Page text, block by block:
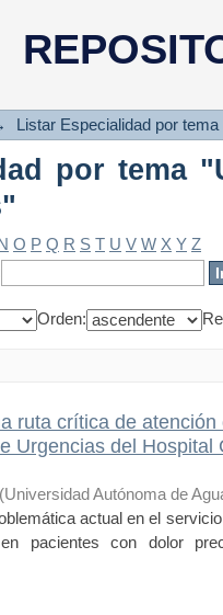
por tema
Listar Especialidad por tema
por tema
O P Q R S T U V W X Y Z
Orden:
ruta crítica de
Urgencias del
(Universidad Autónoma de
actual en el
pacientes con dolor